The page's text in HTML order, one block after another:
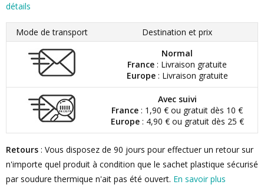
détails
Mode de transport
Destination et prix
Normal
France : Livraison gratuite
Europe: Livraison gratuite
Avec suivi
France : 1,90 € ou gratuit dès 10 €
Europe: 4,90 € ou gratuit dès 25 €
Retours : Vous disposez de 90 jours pour effectuer un retour sur
n'importe quel produit à condition que le sachet plastique sécurisé
par soudure thermique n'ait pas été ouvert. En savoir plus